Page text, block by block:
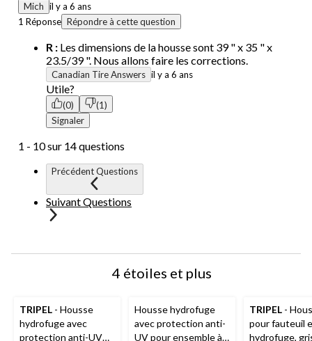
Mich il y a 6 ans
1 Réponse Répondre à cette question
R : Les dimensions de la housse sont 39 " x 35 " x
23.5/39 ". Nous allons faire les corrections.
Canadian Tire Answers il y a 6 ans
Utile?
(0)
(1)
Signaler
1 - 10 sur 14 questions
Précédent Questions
Suivant Questions
4 étoiles et plus
TRIPEL - Housse
hydrofuge avec
protection anti-UV
Housse hydrofuge
avec protection anti-
UV pour ensemble à
TRIPEL -
pour fauteuil
hydrofuge,